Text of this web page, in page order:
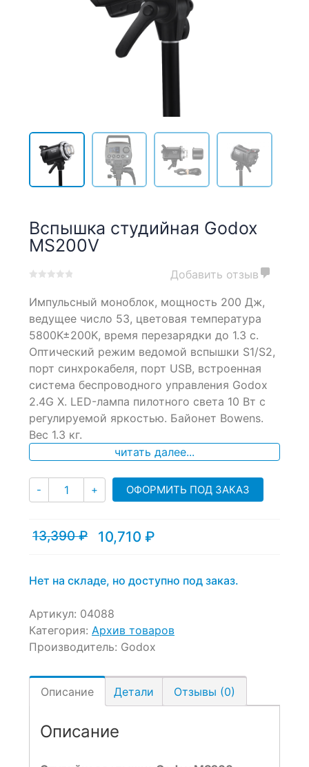
Вспышка студийная Godox
MS200V
out
based
on
customer
ratings
Добавить отзыв
Импульсный моноблок, мощность 200 Дж,
ведущее число 53, цветовая температура
5800K±200K, время перезарядки до 1.3 с.
Оптический режим ведомой вспышки S1/S2,
порт синхрокабеля, порт USB, встроенная
система беспроводного управления Godox
2.4G X. LED-лампа пилотного света 10 Вт с
регулируемой яркостью. Байонет Bowens.
Вес 1.3 кг.
читать далее...
- Количество
+ ОФОРМИТЬ ПОД ЗАКАЗ
13,390₽
Первоначальная
13,390 ₽.
10,710 ₽
Текущая
Нет на складе, но доступно под заказ.
Артикул: 04088
Категория: Архив товаров
Производитель: Godox
Описание Детали Отзывы (0)
Описание